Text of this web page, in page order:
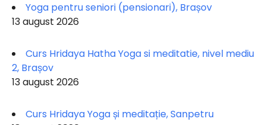
Yoga pentru seniori (pensionari), Brașov
13 august 2026
Curs Hridaya Hatha Yoga si meditatie, nivel mediu
2, Brașov
13 august 2026
Curs Hridaya Yoga și meditație, Sanpetru